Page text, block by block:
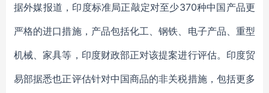
据外媒报道，印度标准局正敲定对至少370种中国产品更
严格的进口措施，产品包括化工、钢铁、电子产品、重型
机械、家具等，印度财政部正对该提案进行评估。印度贸
易部据悉也正评估针对中国商品的非关税措施，包括更多